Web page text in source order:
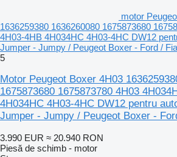
motor
1636259380 1636260080 1675873680
4H03-4HB 4H034HC 4H03-4HC DW12
Jumper - Jumpy / Peugeot Boxer - Ford /
5
Motor Peugeot Boxer 4H03
1675873680 1675873780 4H03
4H034HC 4H03-4HC DW12 pentru
Jumper - Jumpy / Peugeot Boxer -
3.990 EUR ≈ 20.940 RON
Piesă de schimb - motor